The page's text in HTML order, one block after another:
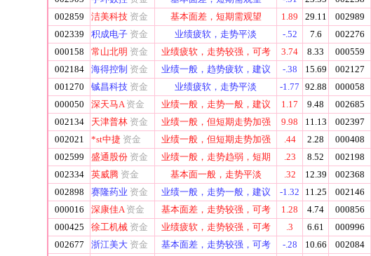
002859
洁美科技 资金 基本面差，短期需观望 1.89 29.11 002989
002339
积成电子 资金 业绩疲软，走势平淡 -.52 7.6 002276
000158
常山北明 资金 业绩疲软，走势较强，可考 3.74 8.33 000559
002184
海得控制 资金 业绩一般，趋势疲软，建议 -.38 15.69 002127
001270
铖昌科技 资金 业绩疲软，走势平淡 -1.77 92.88 000058
000050
深天马A 资金 业绩一般，走势一般，建议 1.17 9.48 002685
002134
天津普林 资金 业绩一般，但短期走势加强 9.98 11.13 002397
002021
*st中捷 资金 业绩一般，但短期走势加强 .44 2.28 000408
002599
盛通股份 资金 业绩一般，走势趋弱，短期 .23 8.52 002198
002334
英威腾 资金 基本面一般，走势平淡 .32 12.39 002368
002898
赛隆药业 资金 业绩一般，走势一般，建议 -1.32 11.25 002146
000016
深康佳A 资金 基本面差，走势较强，可考 1.28 4.74 000856
000425
徐工机械 资金 业绩疲软，走势较强，可考 .3 6.61 000996
002677
浙江美大 资金 基本面差，走势较强，可考 -.28 10.66 002084